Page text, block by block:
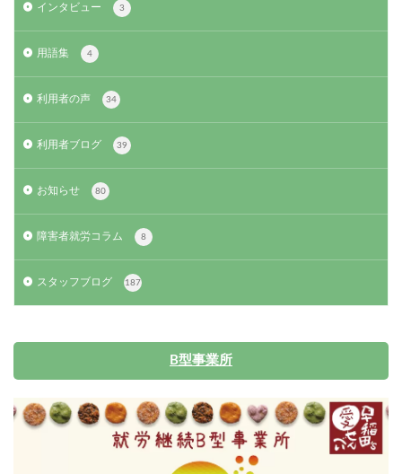
インタビュー 3
用語集 4
利用者の声 34
利用者ブログ 39
お知らせ 80
障害者就労コラム 8
スタッフブログ 187
B型事業所